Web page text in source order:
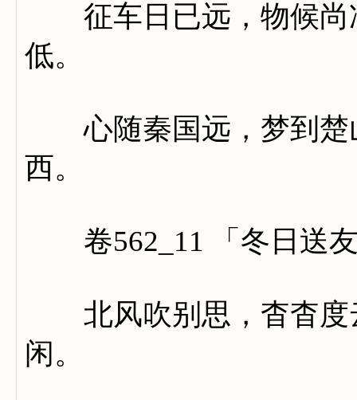
征车日已远，物候尚
低。
心随秦国远，梦到楚
西。
卷562_11 「冬日送友
北风吹别思，杳杳度
闲。